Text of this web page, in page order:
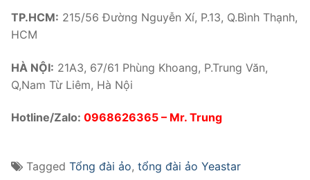
TP.HCM: 215/56 Đường Nguyễn Xí, P.13, Q.Bình Thạnh,
HCM
HÀ NỘI: 21A3, 67/61 Phùng Khoang, P.Trung Văn,
Q,Nam Từ Liêm, Hà Nội
Hotline/Zalo: 0968626365 – Mr. Trung
Tagged Tổng đài ảo, tổng đài ảo Yeastar